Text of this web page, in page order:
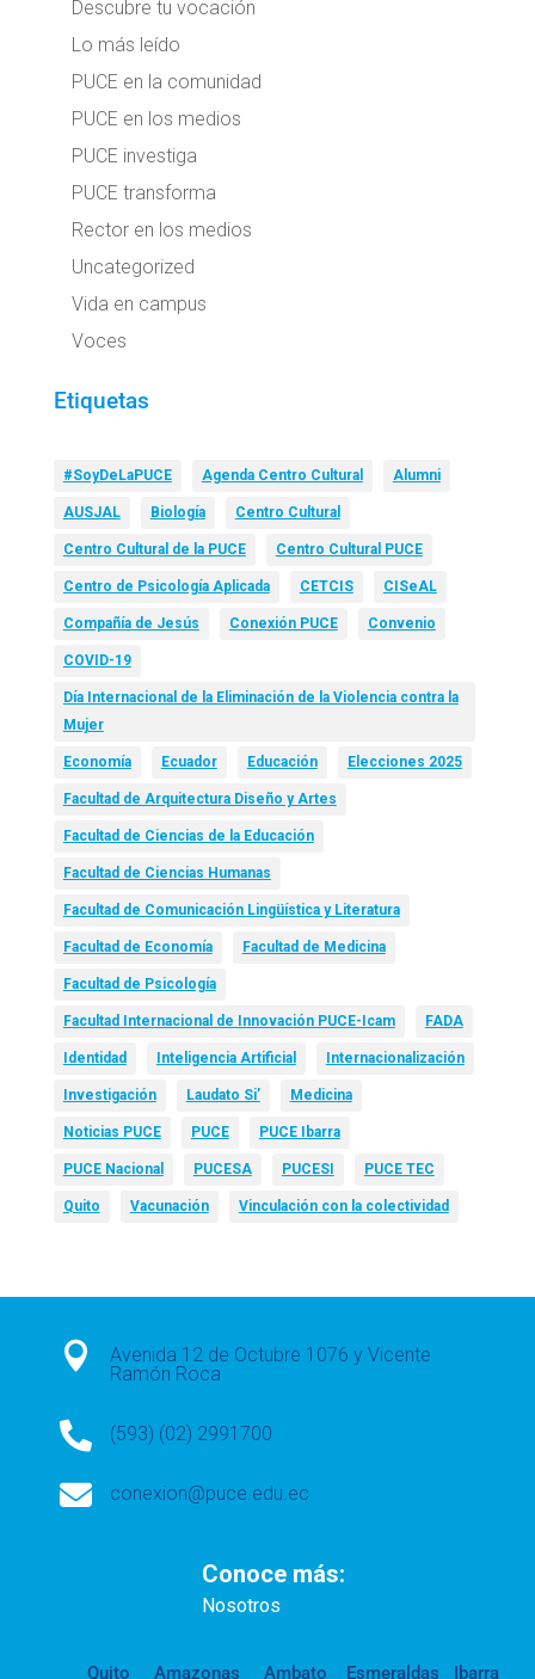
Descubre tu vocación
Lo más leído
PUCE en la comunidad
PUCE en los medios
PUCE investiga
PUCE transforma
Rector en los medios
Uncategorized
Vida en campus
Voces
Etiquetas
#SoyDeLaPUCE Agenda Centro Cultural Alumni
AUSJAL Biología Centro Cultural
Centro Cultural de la PUCE Centro Cultural PUCE
Centro de Psicología Aplicada CETCIS CISeAL
Compañía de Jesús Conexión PUCE Convenio
COVID-19
Día Internacional de la Eliminación de la Violencia contra la
Mujer
Economía Ecuador Educación Elecciones 2025
Facultad de Arquitectura Diseño y Artes
Facultad de Ciencias de la Educación
Facultad de Ciencias Humanas
Facultad de Comunicación Lingüística y Literatura
Facultad de Economía Facultad de Medicina
Facultad de Psicología
Facultad Internacional de Innovación PUCE-Icam FADA
Identidad Inteligencia Artificial Internacionalización
Investigación Laudato Si’ Medicina
Noticias PUCE PUCE PUCE Ibarra
PUCE Nacional PUCESA PUCESI PUCE TEC
Quito Vacunación Vinculación con la colectividad

Avenida 12 de Octubre 1076 y Vicente
Ramón Roca
 (593) (02) 2991700
 conexion@puce.edu.ec
Conoce más:
Nosotros
Quito Amazonas Ambato Esmeraldas Ibarra